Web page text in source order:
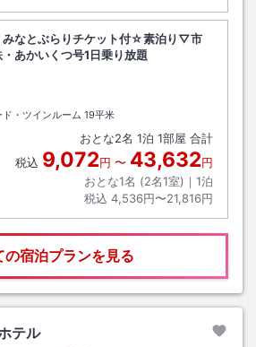
みなとぶらりチケット付☆素泊り▽市
あかいくつ号1日乗り放題
アウト
ド・ツインルーム 19平米
おとな2名 1泊 1部屋 合計
税込 9,072円 〜 43,632円
おとな1名 (2名1室)｜ 1泊
税込 4,536円〜21,816円
の宿泊プランを見る
テル